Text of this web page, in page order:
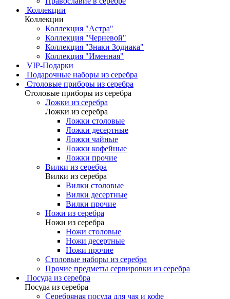
Коллекции
Коллекции
Коллекция "Астра"
Коллекция "Черневой"
Коллекция "Знаки Зодиака"
Коллекция "Именная"
VIP-Подарки
Подарочные наборы из серебра
Столовые приборы из серебра
Столовые приборы из серебра
Ложки из серебра
Ложки из серебра
Ложки столовые
Ложки десертные
Ложки чайные
Ложки кофейные
Ложки прочие
Вилки из серебра
Вилки из серебра
Вилки столовые
Вилки десертные
Вилки прочие
Ножи из серебра
Ножи из серебра
Ножи столовые
Ножи десертные
Ножи прочие
Столовые наборы из серебра
Прочие предметы сервировки из серебра
Посуда из серебра
Посуда из серебра
Серебряная посуда для чая и кофе